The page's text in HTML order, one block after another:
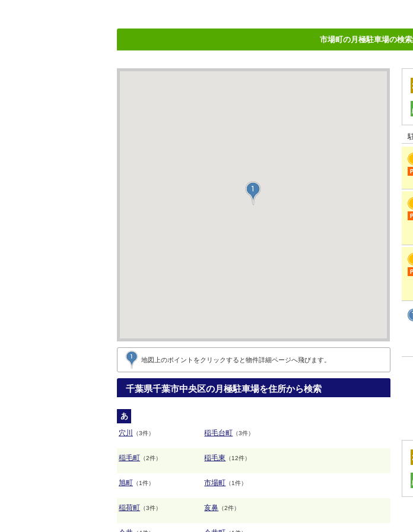
市場町の月極駐車場の検索
地図上のポイントをクリックすると物件詳細ページへ飛びます。
千葉県千葉市中央区の月極駐車場を住所から検索
あ
穴川 （3件） 稲毛台町 （3件）
稲毛町 （2件） 稲毛東 （12件）
旭町 （1件） 市場町 （1件）
稲荷町 （3件） 亥鼻 （2件）